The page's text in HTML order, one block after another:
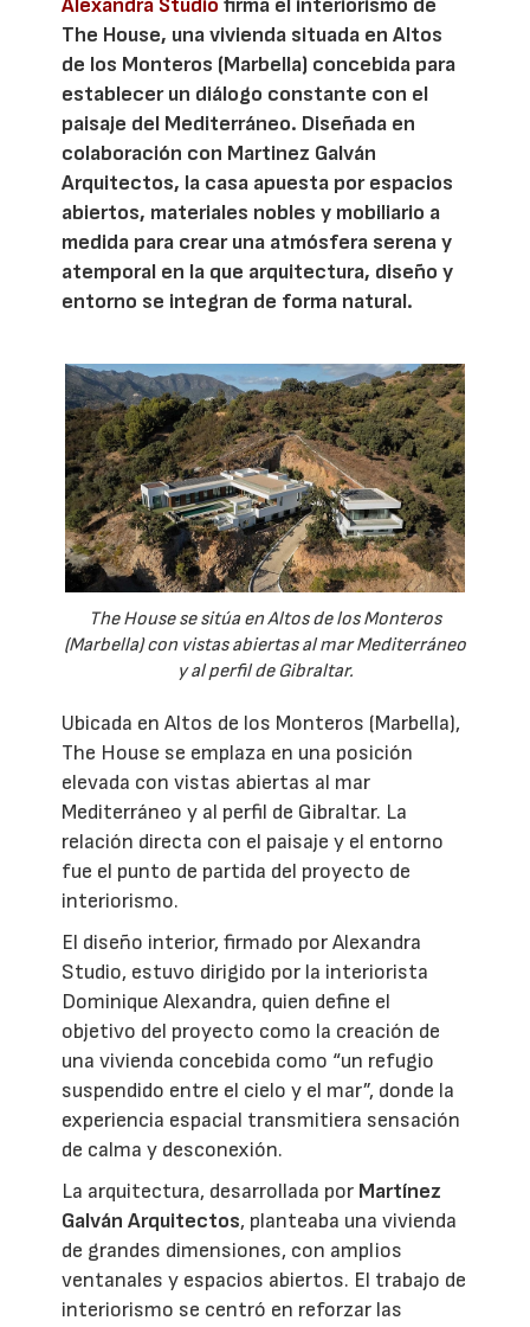
The House, una vivienda situada en Altos
de los Monteros (Marbella) concebida para
establecer un diálogo constante con el
paisaje del Mediterráneo. Diseñada en
colaboración con Martinez Galván
Arquitectos, la casa apuesta por espacios
abiertos, materiales nobles y mobiliario a
medida para crear una atmósfera serena y
atemporal en la que arquitectura, diseño y
entorno se integran de forma natural.
The House se sitúa en Altos de los Monteros
(Marbella) con vistas abiertas al mar Mediterráneo
y al perfil de Gibraltar.
Ubicada en Altos de los Monteros (Marbella),
The House se emplaza en una posición
elevada con vistas abiertas al mar
Mediterráneo y al perfil de Gibraltar. La
relación directa con el paisaje y el entorno
fue el punto de partida del proyecto de
interiorismo.
El diseño interior, firmado por Alexandra
Studio, estuvo dirigido por la interiorista
Dominique Alexandra, quien define el
objetivo del proyecto como la creación de
una vivienda concebida como “un refugio
suspendido entre el cielo y el mar”, donde la
experiencia espacial transmitiera sensación
de calma y desconexión.
La arquitectura, desarrollada por Martínez
Galván Arquitectos, planteaba una vivienda
de grandes dimensiones, con amplios
ventanales y espacios abiertos. El trabajo de
interiorismo se centró en reforzar las